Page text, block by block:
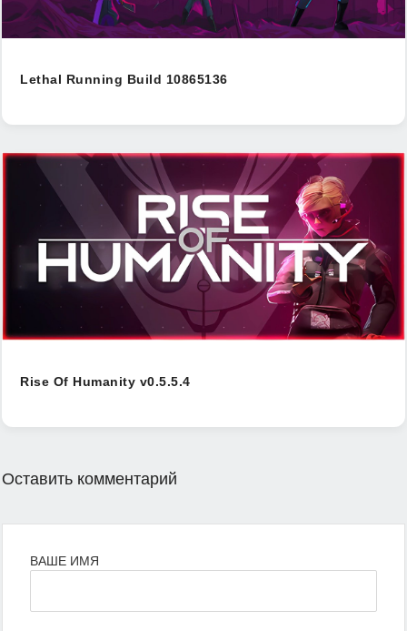
Lethal Running Build 10865136
Rise Of Humanity v0.5.5.4
Оставить комментарий
ВАШЕ ИМЯ